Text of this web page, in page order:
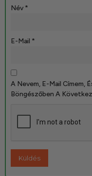
Név *
E-Mail *
A Nevem, E-Mail Címem,
Böngészőben A